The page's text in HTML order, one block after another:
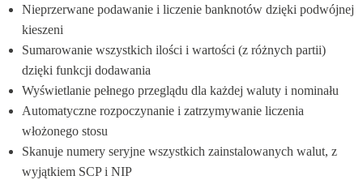
Nieprzerwane podawanie i liczenie banknotów dzięki podwójnej
kieszeni
Sumarowanie wszystkich ilości i wartości (z różnych partii)
dzięki funkcji dodawania
Wyświetlanie pełnego przeglądu dla każdej waluty i nominału
Automatyczne rozpoczynanie i zatrzymywanie liczenia
włożonego stosu
Skanuje numery seryjne wszystkich zainstalowanych walut, z
wyjątkiem SCP i NIP